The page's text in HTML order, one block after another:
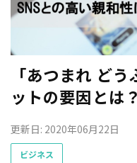
「あつまれ ど
ットの要因とは？
更新日: 2020年06月22日
ビジネス